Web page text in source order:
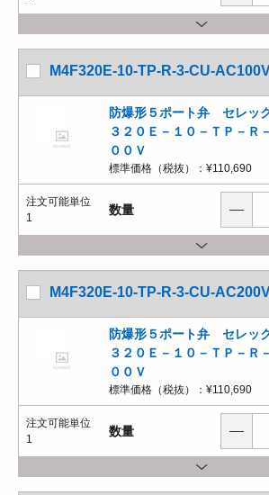
M4F320E-10-TP-R-3-CU-
防爆形５ポート弁 セレッ
３２０Ｅ－１０－ＴＰ－Ｒ
００Ｖ
標準価格（税抜）： ¥110,690
注文可能単位
1
数量
M4F320E-10-TP-R-3-CU-
防爆形５ポート弁 セレッ
３２０Ｅ－１０－ＴＰ－Ｒ
００Ｖ
標準価格（税抜）： ¥110,690
注文可能単位
1
数量